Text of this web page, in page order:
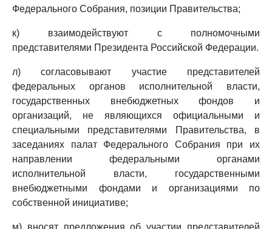
Федерального Собрания, позиции Правительства;
к) взаимодействуют с полномочными
представителями Президента Российской Федерации.
л) согласовывают участие представителей
федеральных органов исполнительной власти,
государственных внебюджетных фондов и
организаций, не являющихся официальными и
специальными представителями Правительства, в
заседаниях палат Федерального Собрания при их
направлении федеральными органами
исполнительной власти, государственными
внебюджетными фондами и организациями по
собственной инициативе;
м) вносят предложения об участии представителей